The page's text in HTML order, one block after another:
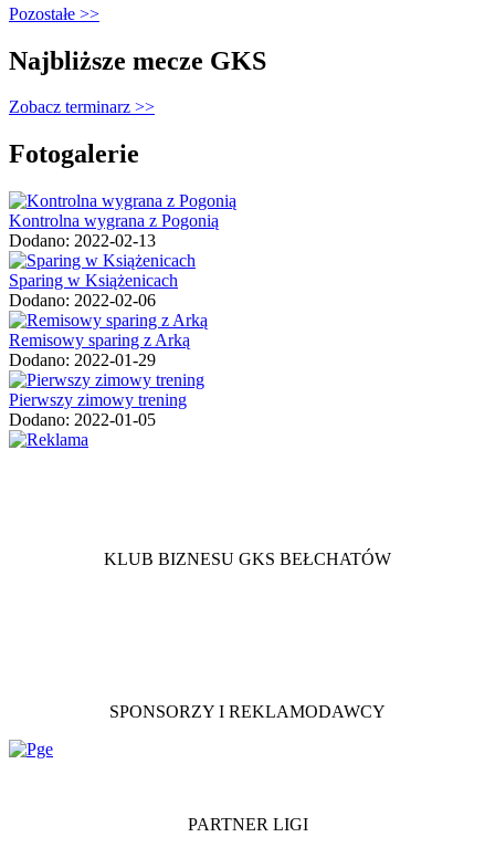
Pozostałe >>
Najbliższe mecze GKS
Zobacz terminarz >>
Fotogalerie
Kontrolna wygrana z Pogonią
Dodano: 2022-02-13
Sparing w Książenicach
Dodano: 2022-02-06
Remisowy sparing z Arką
Dodano: 2022-01-29
Pierwszy zimowy trening
Dodano: 2022-01-05
KLUB BIZNESU GKS BEŁCHATÓW
SPONSORZY I REKLAMODAWCY
PARTNER LIGI